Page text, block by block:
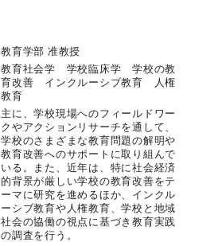
教育学部 准教授
教育社会学 学校臨床学 学校の教
育改善 インクルーシブ教育 人権
教育
主に、学校現場へのフィールドワー
クやアクションリサーチを通して、
学校のさまざまな教育問題の解明や
教育改善へのサポートに取り組んで
いる。また、近年は、特に社会経済
的背景が厳しい学校の教育改善をテ
ーマに研究を進めるほか、インクル
ーシブ教育や人権教育、学校と地域
社会の協働の視点に基づき教育実践
の調査を行う。